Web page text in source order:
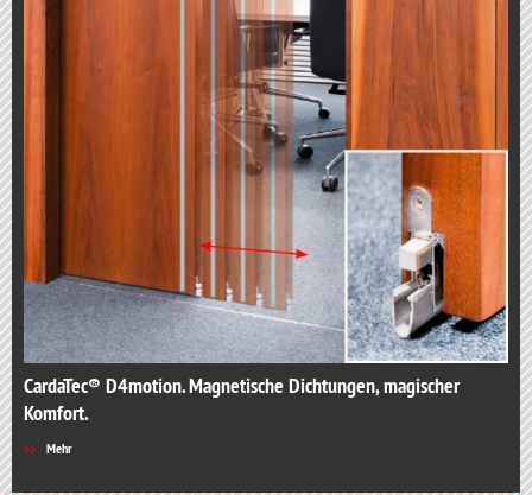
CardaTec® D4motion. Magnetische Dichtungen, magischer
Komfort.
Mehr